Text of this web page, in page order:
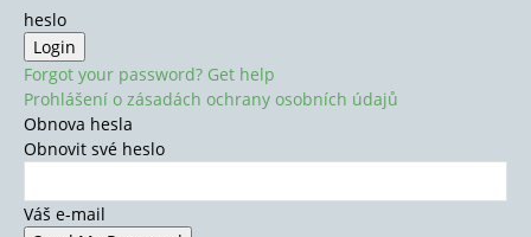
heslo
Forgot your password? Get help
Prohlášení o zásadách ochrany osobních údajů
Obnova hesla
Obnovit své heslo
Váš e-mail